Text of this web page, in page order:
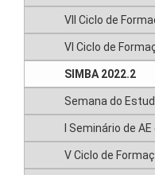
VII Ciclo de
VI Ciclo de
SIMBA 2022.2
Semana do
I Seminário de
V Ciclo de